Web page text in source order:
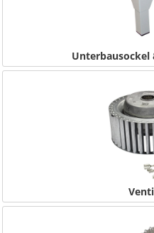
Unterbausockel